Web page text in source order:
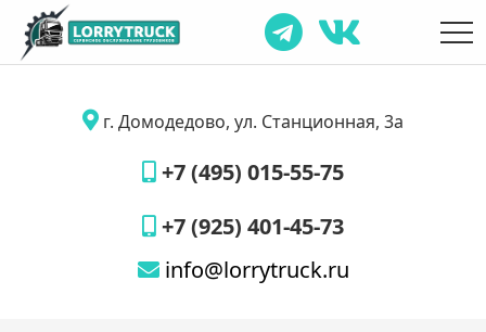
г. Домодедово, ул. Станционная, 3а
+7 (495) 015-55-75
+7 (925) 401-45-73
info@lorrytruck.ru